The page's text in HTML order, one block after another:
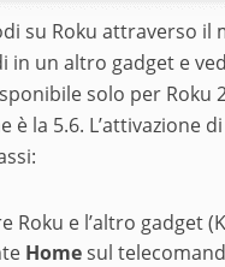
su Roku attraverso
un altro gadget e
solo per Roku
è la 5.6.
Roku e l’altro gadget
Homesul